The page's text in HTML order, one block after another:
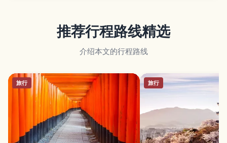
推荐行程路线精选
介绍本文的行程路线
旅行 旅行